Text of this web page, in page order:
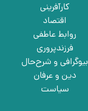
کارآفرینی
اقتصاد
روابط عاطفی
فرزندپروری
بیوگرافی و شرح‌حال
دین و عرفان
سیاست